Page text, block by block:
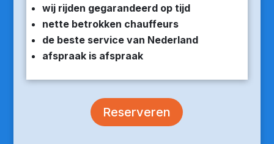
wij rijden gegarandeerd op tijd
nette betrokken chauffeurs
de beste service van Nederland
afspraak is afspraak
Reserveren